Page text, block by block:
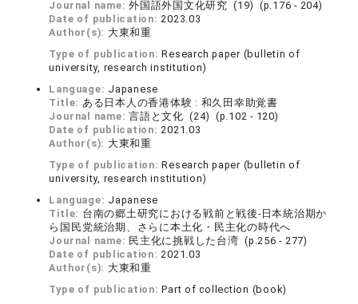
Journal name:外国語外国文化研究 (19) (p.176 - 204)
Date of publication:2023.03
Author(s): 大東和重
Type of publication:Research paper (bulletin of
university, research institution)
Language: Japanese
Title: ある日本人の香港体験 : 和久田幸助覚書
Journal name:言語と文化 (24) (p.102 - 120)
Date of publication:2021.03
Author(s): 大東和重
Type of publication:Research paper (bulletin of
university, research institution)
Language: Japanese
Title: 台南の郷土研究における戦前と戦後‐日本統治期か
ら国民党統治期、さらに本土化・民主化の時代へ
Journal name: 民主化に挑戦した台湾 (p.256 - 277)
Date of publication:2021.03
Author(s): 大東和重
Type of publication:Part of collection (book)